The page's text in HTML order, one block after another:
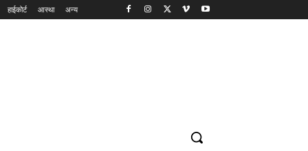
हाईकोर्ट आस्था अन्य